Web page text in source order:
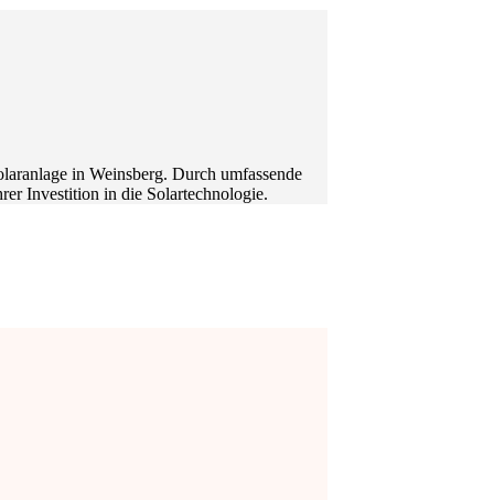
in Weinsberg. Durch umfassende
Investition in die Solartechnologie.